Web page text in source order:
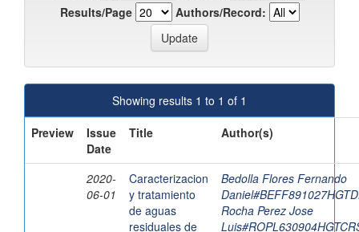
Results/Page
Authors/Record:
Showing results 1 to 1 of 1
Preview
Issue
Date
Title Author(s)
2020-
06-01
Caracterizacion
y tratamiento
de aguas
residuales de
Bedolla Flores Fernando
Rocha Perez Jose